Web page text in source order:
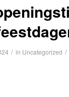
/ in Uncategorized /